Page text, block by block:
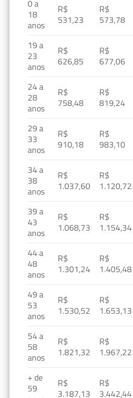
0 a
18
anos
R$
531,23
R$
573,78
19 a
23
anos
R$
626,85
R$
677,06
24 a
28
anos
R$
758,48
R$
819,24
29 a
33
anos
R$
910,18
R$
983,10
34 a
38
anos
R$
1.037,60
R$
1.120,72
39 a
43
anos
R$
1.068,73
R$
1.154,34
44 a
48
anos
R$
1.301,24
R$
1.405,48
49 a
53
anos
R$
1.530,52
R$
1.653,13
54 a
58
anos
R$
1.821,32
R$
1.967,22
+ de
59
R$
3.187,13
R$
3.442,44